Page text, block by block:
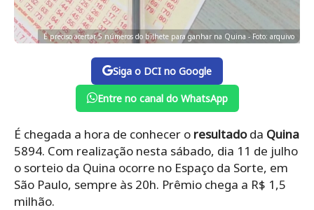
É preciso acertar 5 números do bilhete para ganhar na Quina - Foto: arquivo
Siga o DCI no Google
Entre no canal do WhatsApp
É chegada a hora de conhecer o resultadoda Quina
5894. Com realização nesta sábado, dia 11 de julho
o sorteio da Quina ocorre no Espaço da Sorte, em
São Paulo, sempre às 20h. Prêmio chega a R$ 1,5
milhão.